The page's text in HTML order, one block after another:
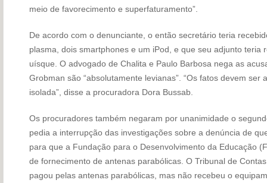
meio de favorecimento e superfaturamento”.
De acordo com o denunciante, o então secretário teria
plasma, dois smartphones e um iPod, e que seu adjunto teria
uísque. O advogado de Chalita e Paulo Barbosa nega as
Grobman são “absolutamente levianas”. “Os fatos devem ser
isolada”, disse a procuradora Dora Bussab.
Os procuradores também negaram por unanimidade o
pedia a interrupção das investigações sobre a denúncia de
para que a Fundação para o Desenvolvimento da Educação
de fornecimento de antenas parabólicas. O Tribunal de
pagou pelas antenas parabólicas, mas não recebeu o